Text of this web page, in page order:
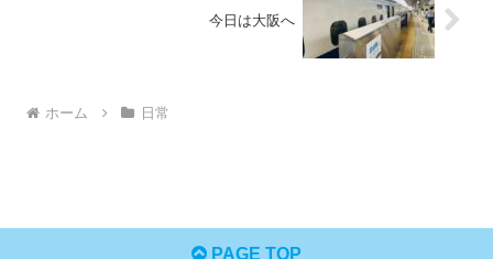
今日は大阪へ
ホーム 日常
PAGE TOP